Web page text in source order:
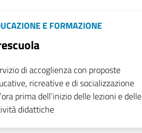
E FORMAZIONE
di accoglienza con proposte
ricreative e di socializzazione
prima dell’inizio delle lezioni e delle
didattiche